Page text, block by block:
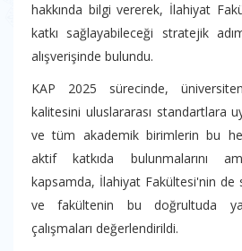
hakkında bilgi vererek, İlahiyat
katkı sağlayabileceği stratejik
alışverişinde bulundu.
KAP 2025 sürecinde,
kalitesini uluslararası standartlara
ve tüm akademik birimlerin bu
aktif katkıda bulunmalarını
kapsamda, İlahiyat Fakültesi'nin de
ve fakültenin bu doğrultuda
çalışmaları değerlendirildi.